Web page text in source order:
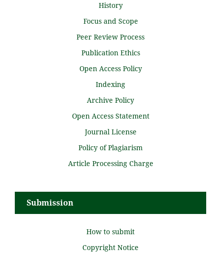
History
Focus and Scope
Peer Review Process
Publication Ethics
Open Access Policy
Indexing
Archive Policy
Open Access Statement
Journal License
Policy of Plagiarism
Article Processing Charge
Submission
How to submit
Copyright Notice